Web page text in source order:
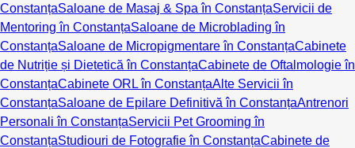
ConstanțaSaloane de Masaj & Spa în ConstanțaServicii de
Mentoring în ConstanțaSaloane de Microblading în
ConstanțaSaloane de Micropigmentare în ConstanțaCabinete
de Nutriție și Dietetică în ConstanțaCabinete de Oftalmologie în
ConstanțaCabinete ORL în ConstanțaAlte Servicii în
ConstanțaSaloane de Epilare Definitivă în ConstanțaAntrenori
Personali în ConstanțaServicii Pet Grooming în
ConstanțaStudiouri de Fotografie în ConstanțaCabinete de